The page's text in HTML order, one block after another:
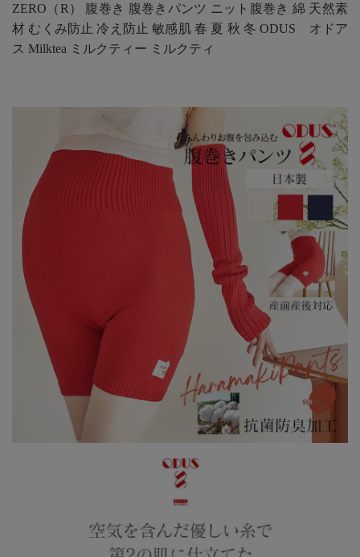
ZERO（R） 腹巻き 腹巻きパンツ ニット腹巻き 綿 天然素
材 むくみ防止 冷え防止 敏感肌 春 夏 秋 冬 ODUS オドア
ス Milktea ミルクティー ミルクティ